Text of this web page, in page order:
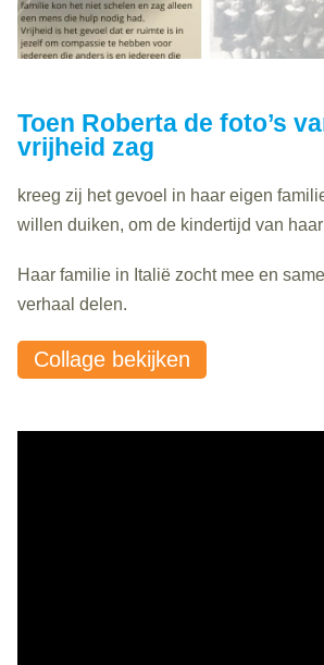
Toen Roberta de foto’s
vrijheid zag
kreeg zij het gevoel in haar eigen
willen duiken, om de kindertijd van
Haar familie in Italië zocht mee en
verhaal delen.
Collage bekijken